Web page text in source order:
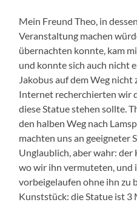
Mein Freund Theo, in
Veranstaltung machen
übernachten konnte, kam
und konnte sich auch nicht
Jakobus auf dem Weg nicht
Internet recherchierten wir
diese Statue stehen sollte.
den halben Weg nach
machten uns an geeigneter
Unglaublich, aber wahr: der
wo wir ihn vermuteten, und
vorbeigelaufen ohne ihn zu
Kunststück: die Statue ist 3